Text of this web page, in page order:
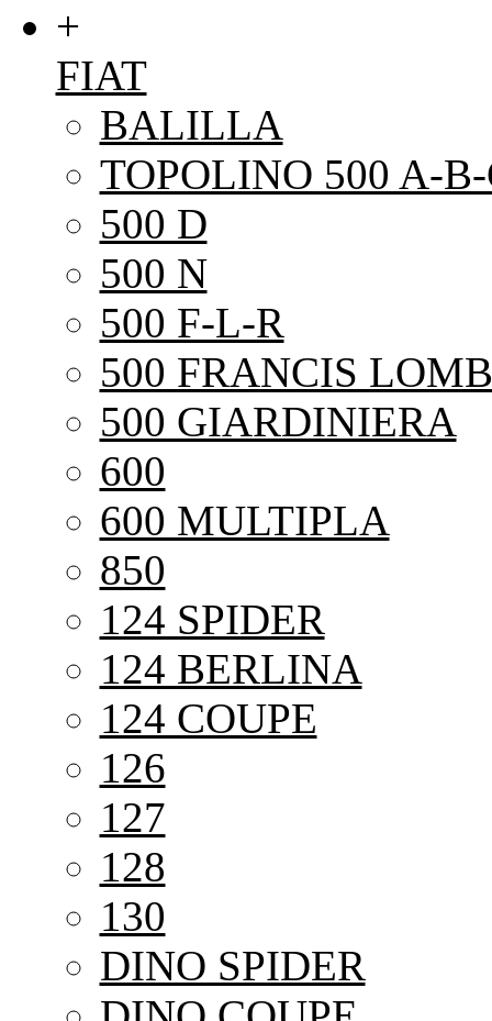
+
FIAT
BALILLA
TOPOLINO 500 A-
500 D
500 N
500 F-L-R
500 FRANCIS
500 GIARDINIERA
600
600 MULTIPLA
850
124 SPIDER
124 BERLINA
124 COUPE
126
127
128
130
DINO SPIDER